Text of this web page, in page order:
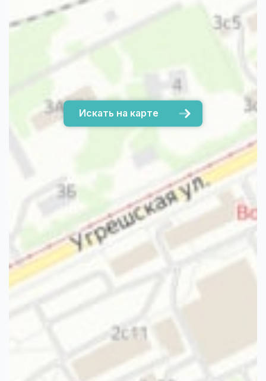
Искать на карте